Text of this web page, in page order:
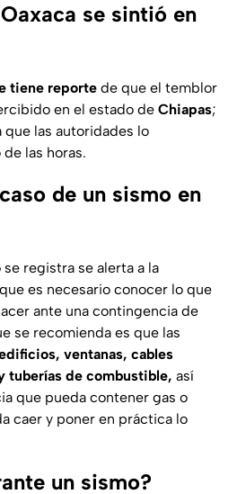
se sintió en
tiene reporte de que el temblor
en el estado de Chiapas;
que las autoridades lo
las horas.
de un sismo en
se registra se alerta a la
es necesario conocer lo que
ante una contingencia de
se recomienda es que las
ventanas, cables
tuberías de combustible, así
que pueda contener gas o
caer y poner en práctica lo
un sismo?